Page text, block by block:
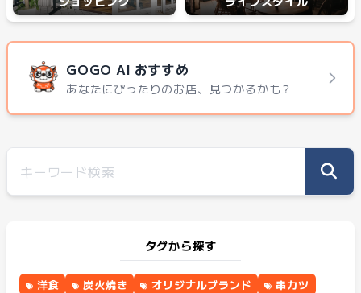
GOGO AI おすすめ
あなたにぴったりのお店、見つかるかも？
タグから探す
洋食 炭火焼き オリジナルブランド
串カツ